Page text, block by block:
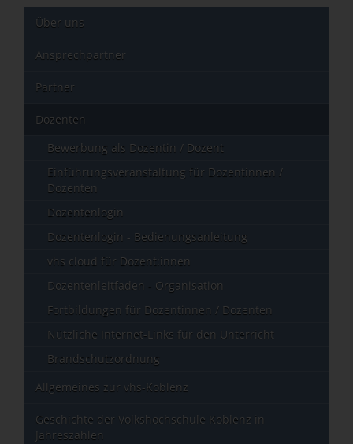
Über uns
Ansprechpartner
Partner
Dozenten
Bewerbung als Dozentin / Dozent
Einführungsveranstaltung für Dozentinnen /
Dozenten
Dozentenlogin
Dozentenlogin - Bedienungsanleitung
vhs cloud für Dozent:innen
Dozentenleitfaden - Organisation
Fortbildungen für Dozentinnen / Dozenten
Nützliche Internet-Links für den Unterricht
Brandschutzordnung
Allgemeines zur vhs-Koblenz
Geschichte der Volkshochschule Koblenz in
Jahreszahlen